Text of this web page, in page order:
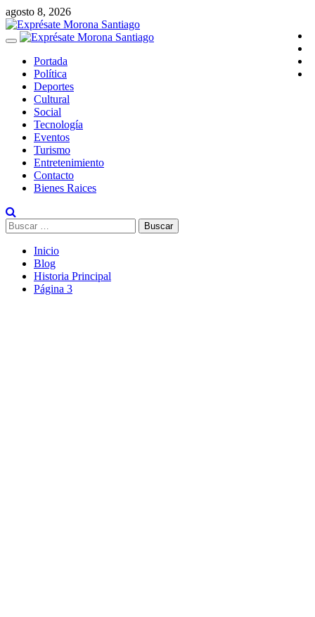
Saltar
al
contenido
agosto 8, 2026
Menú
primarioPortada
Política
Deportes
Cultural
Social
Tecnología
Eventos
Turismo
Entretenimiento
Contacto
Bienes Raices
Buscar:
Inicio
Blog
Historia Principal
Página 3